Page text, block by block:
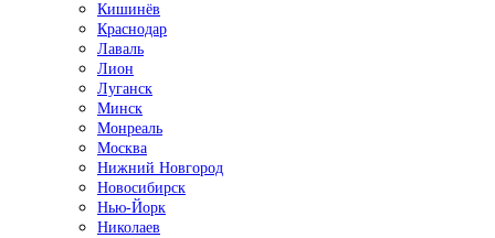
Кишинёв
Краснодар
Лаваль
Лион
Луганск
Минск
Монреаль
Москва
Нижний Новгород
Новосибирск
Нью-Йорк
Николаев